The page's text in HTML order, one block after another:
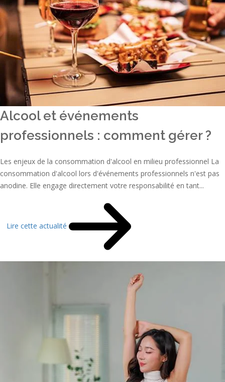
Alcool et événements
professionnels : comment gérer ?
Les enjeux de la consommation d'alcool en milieu professionnel La
consommation d'alcool lors d'événements professionnels n'est pas
anodine. Elle engage directement votre responsabilité en tant...
Lire cette actualité